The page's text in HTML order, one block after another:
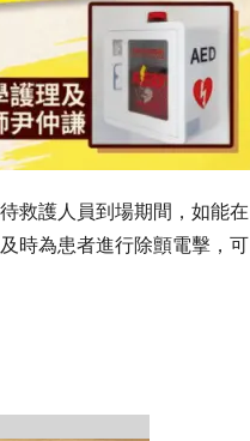
救護人員到場期間，如能在
時為患者進行除顫電擊，可